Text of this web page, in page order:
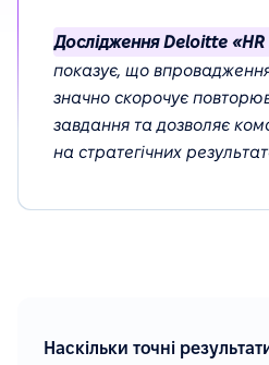
Дослідження Deloitte
показує, що
значно скорочує
завдання та дозволяє
на стратегічних
Наскільки точні